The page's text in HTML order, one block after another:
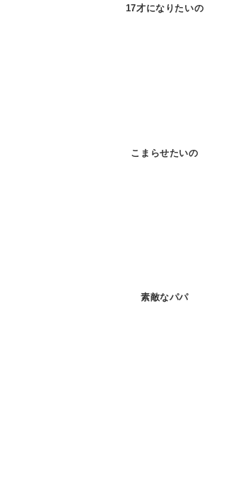
17才になりたいの
こまらせたいの
素敵なパパ